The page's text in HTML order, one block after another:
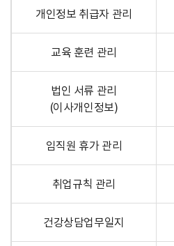
개인정보 취급자 관리
교육 훈련 관리
법인 서류 관리
(이사개인정보)
임직원 휴가 관리
취업규칙 관리
건강상담업무일지